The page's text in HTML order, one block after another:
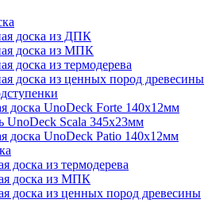
доска из ДПК
доска из МПК
доска из термодерева
доска из ценных пород древесины
доска UnoDeck Forte 140х12мм
UnoDeck Scala 345х23мм
доска UnoDeck Patio 140х12мм
доска из термодерева
доска из МПК
доска из ценных пород древесины